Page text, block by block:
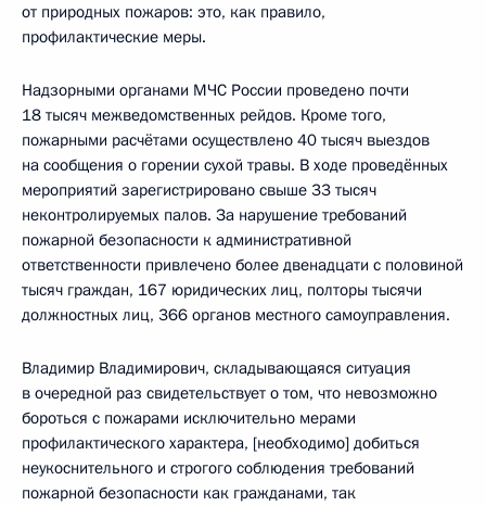
от природных пожаров: это, как правило,
профилактические меры.
Надзорными органами МЧС России проведено почти
18 тысяч межведомственных рейдов. Кроме того,
пожарными расчётами осуществлено 40 тысяч выездов
на сообщения о горении сухой травы. В ходе проведённых
мероприятий зарегистрировано свыше 33 тысяч
неконтролируемых палов. За нарушение требований
пожарной безопасности к административной
ответственности привлечено более двенадцати с половиной
тысяч граждан, 167 юридических лиц, полторы тысячи
должностных лиц, 366 органов местного самоуправления.
Владимир Владимирович, складывающаяся ситуация
в очередной раз свидетельствует о том, что невозможно
бороться с пожарами исключительно мерами
профилактического характера, [необходимо] добиться
неукоснительного и строгого соблюдения требований
пожарной безопасности как гражданами, так